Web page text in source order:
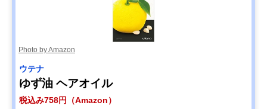
Photo by Amazon
ウテナ
ゆず油 ヘアオイル
税込み758円（Amazon）